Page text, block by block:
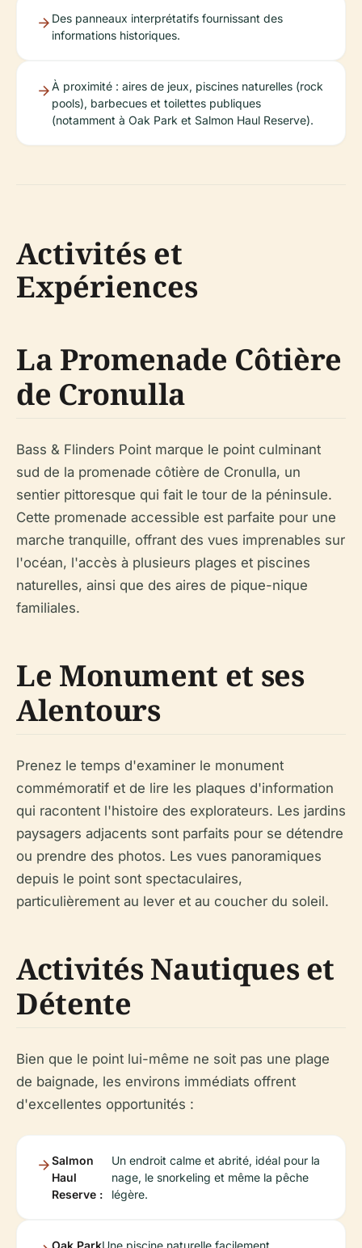
Des panneaux interprétatifs fournissant des
informations historiques.
À proximité : aires de jeux, piscines naturelles (rock
pools), barbecues et toilettes publiques
(notamment à Oak Park et Salmon Haul Reserve).
Activités et
Expériences
La Promenade Côtière
de Cronulla
Bass & Flinders Point marque le point culminant
sud de la promenade côtière de Cronulla, un
sentier pittoresque qui fait le tour de la péninsule.
Cette promenade accessible est parfaite pour une
marche tranquille, offrant des vues imprenables sur
l'océan, l'accès à plusieurs plages et piscines
naturelles, ainsi que des aires de pique-nique
familiales.
Le Monument et ses
Alentours
Prenez le temps d'examiner le monument
commémoratif et de lire les plaques d'information
qui racontent l'histoire des explorateurs. Les jardins
paysagers adjacents sont parfaits pour se détendre
ou prendre des photos. Les vues panoramiques
depuis le point sont spectaculaires,
particulièrement au lever et au coucher du soleil.
Activités Nautiques et
Détente
Bien que le point lui-même ne soit pas une plage
de baignade, les environs immédiats offrent
d'excellentes opportunités :
Salmon
Haul
Reserve :
Un endroit calme et abrité, idéal pour la
nage, le snorkeling et même la pêche
légère.
Oak ParkUne piscine naturelle facilement